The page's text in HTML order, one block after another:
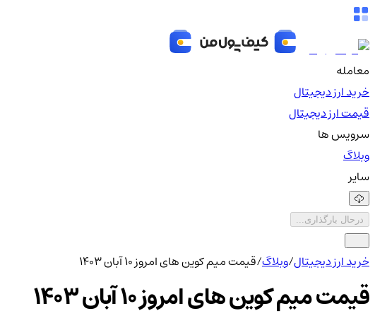
معامله
خرید ارز دیجیتال
قیمت ارز دیجیتال
سرویس ها
وبلاگ
سایر
درحال بارگذاری...
خرید ارز دیجیتال/وبلاگ/قیمت میم کوین های امروز 10 آبان 1403
قیمت میم کوین های امروز 10 آبان 1403